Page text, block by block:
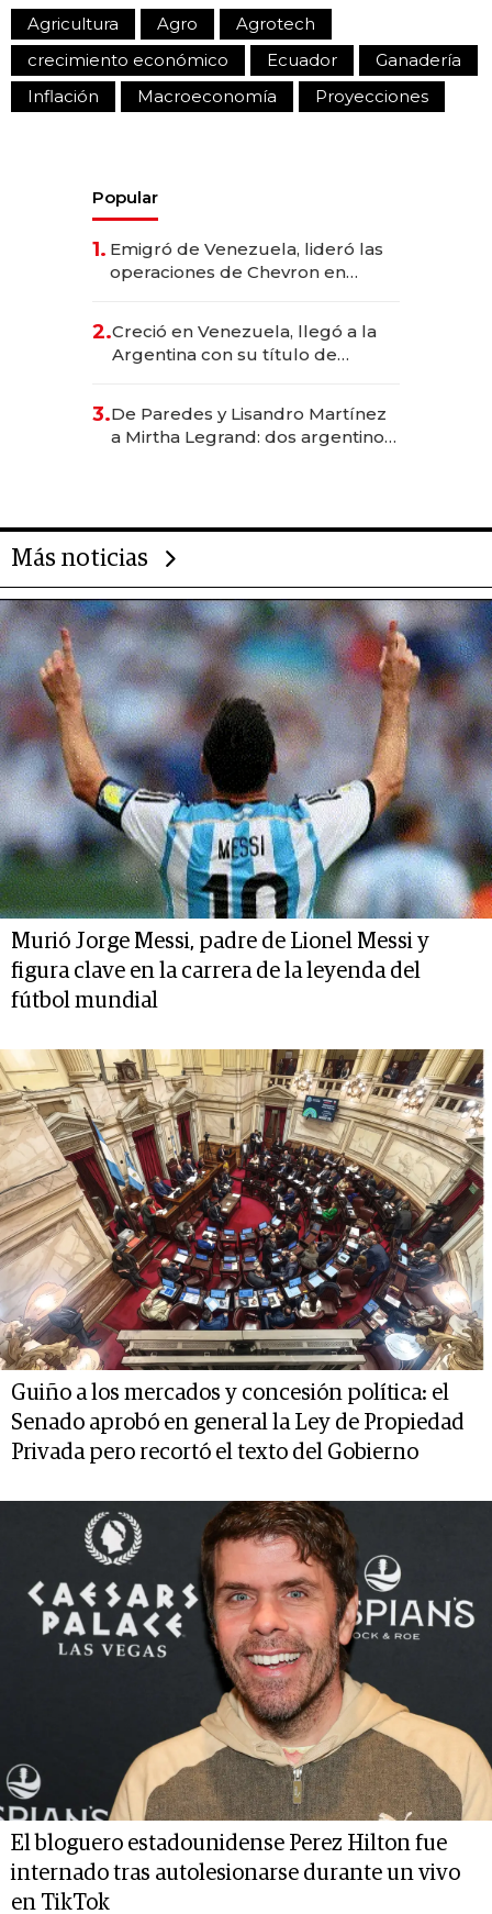
Agricultura Agro
Agrotech
crecimiento económico
Ecuador
Ganadería
Inflación
Macroeconomía Proyecciones
Popular
1. Emigró de Venezuela, lideró las
operaciones de Chevron en
2.Creció en Venezuela, llegó a la
Argentina con su título de
las marcas "fast premium"
3.De Paredes y Lisandro Martínez
a Mirtha Legrand: dos argentinos
Más noticias
Murió Jorge Messi, padre de Lionel Messi y
figura clave en la carrera de la leyenda del
fútbol mundial
Guiño a los mercados y concesión política: el
Senado aprobó en general la Ley de Propiedad
Privada pero recortó el texto del Gobierno
El bloguero estadounidense Perez Hilton fue
internado tras autolesionarse durante un vivo
en TikTok